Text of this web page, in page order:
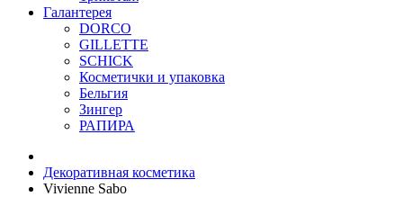
Галантерея
DORCO
GILLETTE
SCHICK
Косметички и упаковка
Бельгия
Зингер
РАПИРА
Декоративная косметика
Vivienne Sabo